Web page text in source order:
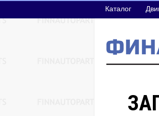
Каталог